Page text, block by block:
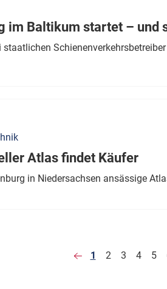
im Baltikum startet – und
Atlas findet Käufer
in Niedersachsen ansässige
1 2 3 4 5